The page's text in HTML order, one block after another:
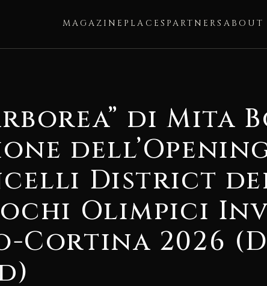
MAGAZINE PLACES PARTNERS ABOUT
di Mita
District
Olimpici
Cortina 2026